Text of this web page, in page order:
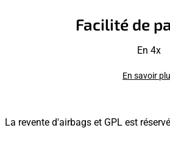
Facilité de
En 4x
En savoir
La revente d'airbags et GPL est